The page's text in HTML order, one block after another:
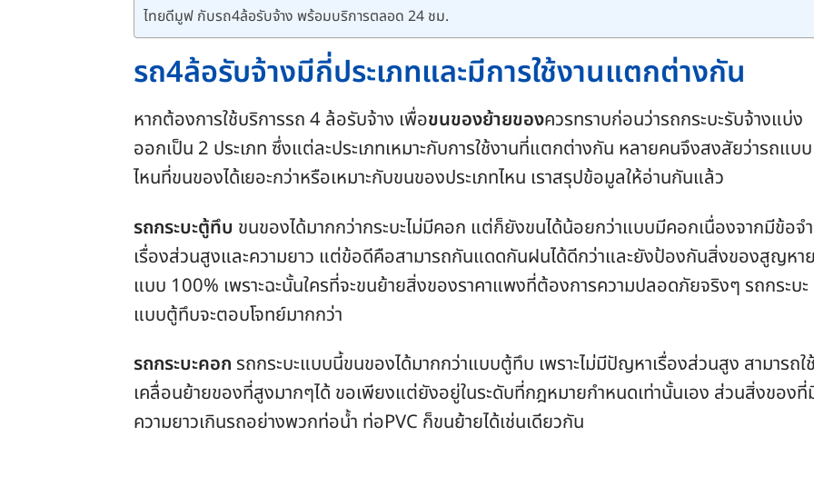
ไทยดีมูฟ กับรถ4ล้อรับจ้าง พร้อมบริการตลอด 24 ชม.
รถ4ล้อรับจ้างมีกี่ประเภทและมีการใช้งานแตกต่างกัน
หากต้องการใช้บริการรถ 4 ล้อรับจ้าง เพื่อขนของย้ายของควรทราบก่อนว่ารถกระบะรับจ้างแบ่ง
ออกเป็น 2 ประเภท ซึ่งแต่ละประเภทเหมาะกับการใช้งานที่แตกต่างกัน หลายคนจึงสงสัยว่ารถแบบ
ไหนที่ขนของได้เยอะกว่าหรือเหมาะกับขนของประเภทไหน เราสรุปข้อมูลให้อ่านกันแล้ว
รถกระบะตู้ทึบ ขนของได้มากกว่ากระบะไม่มีคอก แต่ก็ยังขนได้น้อยกว่าแบบมีคอกเนื่องจากมีข้อจ
เรื่องส่วนสูงและความยาว แต่ข้อดีคือสามารถกันแดดกันฝนได้ดีกว่าและยังป้องกันสิ่งของสูญหา
แบบ 100% เพราะฉะนั้นใครที่จะขนย้ายสิ่งของราคาแพงที่ต้องการความปลอดภัยจริงๆ รถกระบะ
แบบตู้ทึบจะตอบโจทย์มากกว่า
รถกระบะคอก รถกระบะแบบนี้ขนของได้มากกว่าแบบตู้ทึบ เพราะไม่มีปัญหาเรื่องส่วนสูง สามารถใช้
เคลื่อนย้ายของที่สูงมากๆได้ ขอเพียงแต่ยังอยู่ในระดับที่กฎหมายกำหนดเท่านั้นเอง ส่วนสิ่งของที่
ความยาวเกินรถอย่างพวกท่อน้ำ ท่อPVC ก็ขนย้ายได้เช่นเดียวกัน